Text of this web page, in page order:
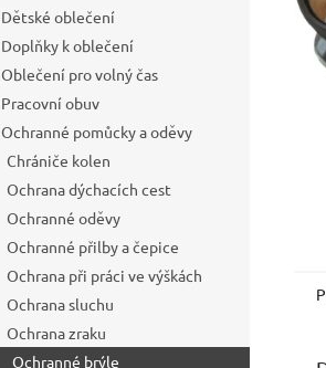
Dětské oblečení
Doplňky k oblečení
Oblečení pro volný čas
Pracovní obuv
Ochranné pomůcky a oděvy
Chrániče kolen
Ochrana dýchacích cest
Ochranné oděvy
Ochranné přilby a čepice
Ochrana při práci ve výškách
Ochrana sluchu
Ochrana zraku
Ochranné brýle